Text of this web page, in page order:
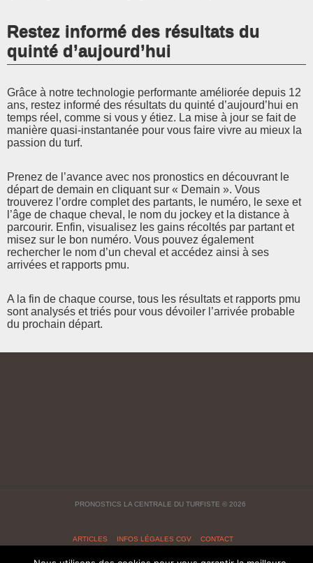
Restez informé des résultats du
quinté d’aujourd’hui
Grâce à notre technologie performante améliorée depuis 12
ans, restez informé des résultats du quinté d’aujourd’hui en
temps réel, comme si vous y étiez. La mise à jour se fait de
manière quasi-instantanée pour vous faire vivre au mieux la
passion du turf.
Prenez de l’avance avec nos pronostics en découvrant le
départ de demain en cliquant sur « Demain ». Vous
trouverez l’ordre complet des partants, le numéro, le sexe et
l’âge de chaque cheval, le nom du jockey et la distance à
parcourir. Enfin, visualisez les gains récoltés par partant et
misez sur le bon numéro. Vous pouvez également
rechercher le nom d’un cheval et accédez ainsi à ses
arrivées et rapports pmu.
A la fin de chaque course, tous les résultats et rapports pmu
sont analysés et triés pour vous dévoiler l’arrivée probable
du prochain départ.
PRONOSTICS LA CENTRALE DU TURFISTE © 2026
ARTICLES INFOS LÉGALES CGV CONTACT